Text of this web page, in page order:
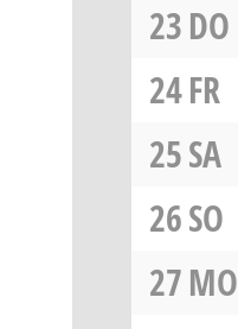
23DO
24FR
25SA
26SO
27MO